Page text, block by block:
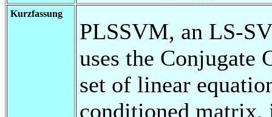
Kurzfassung
PLSSVM, an LS-
uses the
set of linear
conditioned matrix,